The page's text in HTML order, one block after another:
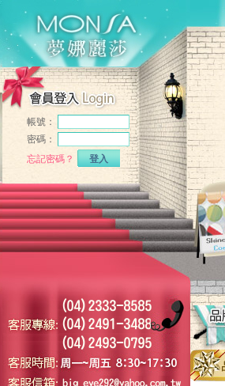
帳號：
密碼：
忘記密碼？
登入